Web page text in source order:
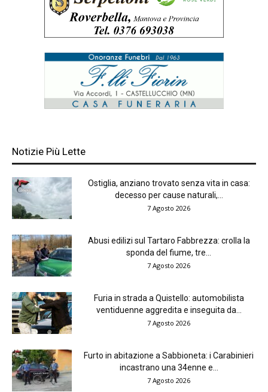
Notizie Più Lette
Ostiglia, anziano trovato senza vita in casa:
decesso per cause naturali,...
7 Agosto 2026
Abusi edilizi sul Tartaro Fabbrezza: crolla la
sponda del fiume, tre...
7 Agosto 2026
Furia in strada a Quistello: automobilista
ventiduenne aggredita e inseguita da...
7 Agosto 2026
Furto in abitazione a Sabbioneta: i Carabinieri
incastrano una 34enne e...
7 Agosto 2026